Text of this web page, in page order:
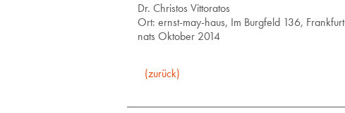
Dr. Chris­tos Vit­to­ra­tos
Ort: ernst-may-haus, Im Burg­feld 136,
nats Ok­to­ber 2014
(zurück)